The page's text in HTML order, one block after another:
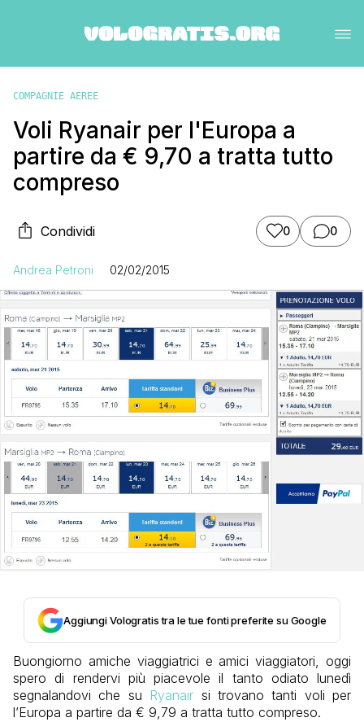
COMPAGNIE AEREE
Voli Ryanair per l'Europa a
partire da € 9,70 a tratta tutto
compreso
Condividi 0 0
Andrea Petroni 02/02/2015
Aggiungi Vologratis tra le tue fonti preferite su Google
Buongiorno amiche viaggiatrici e amici viaggiatori, oggi
spero di rendervi più piacevole il tanto odiato lunedì
segnalandovi che su Ryanair si trovano tanti voli per
l’Europa a partire da € 9,79 a tratta tutto compreso.